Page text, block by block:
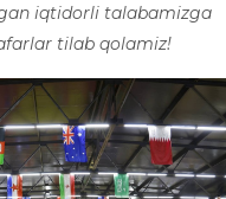
iqtidorli talabamizga
tilab qolamiz!